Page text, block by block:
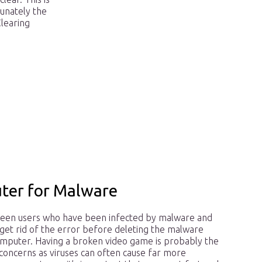
the
for Malware
users who have been infected by malware and
get rid of the error before deleting the malware
Having a broken video game is probably the
as viruses can often cause far more